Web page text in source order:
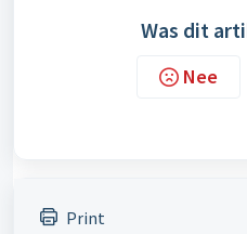
Was dit
Nee
Print